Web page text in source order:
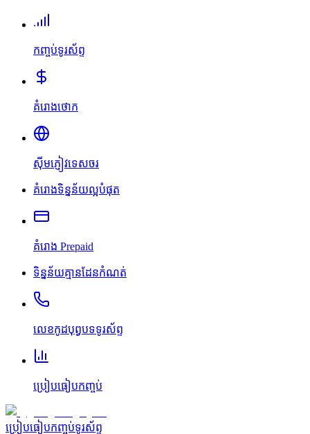
កញ្ចប់ទូរស័ព្ទ
គំរោងថោក
ស៊ីមភ្ញៀវទេសចរ
គំរោងទិន្នន័យល្អបំផុត
គំរោង Prepaid
ទិន្នន័យគ្មានដែនកំណត់
លេខកូដបុព្វបទទូរស័ព្ទ
ប្រៀបធៀបកញ្ចប់
ប្រៀបធៀបកញ្ចប់ទូរស័ព្ទ